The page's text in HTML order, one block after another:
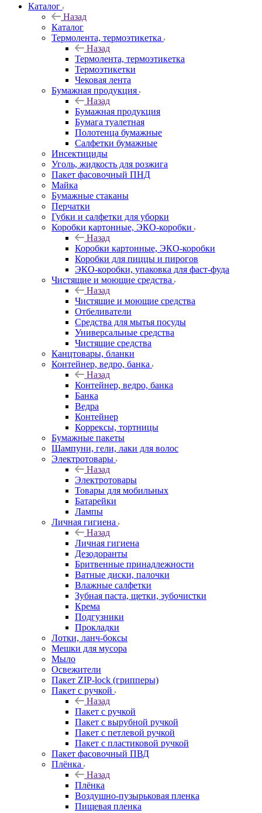
Каталог
Назад
Каталог
Термолента, термоэтикетка
Назад
Термолента, термоэтикетка
Термоэтикетки
Чековая лента
Бумажная продукция
Назад
Бумажная продукция
Бумага туалетная
Полотенца бумажные
Салфетки бумажные
Инсектициды
Уголь, жидкость для розжига
Пакет фасовочный ПНД
Майка
Бумажные стаканы
Перчатки
Губки и салфетки для уборки
Коробки картонные, ЭКО-коробки
Назад
Коробки картонные, ЭКО-коробки
Коробки для пиццы и пирогов
ЭКО-коробки, упаковка для фаст-фуда
Чистящие и моющие средства
Назад
Чистящие и моющие средства
Отбеливатели
Средства для мытья посуды
Универсальные средства
Чистящие средства
Канцтовары, бланки
Контейнер, ведро, банка
Назад
Контейнер, ведро, банка
Банка
Ведра
Контейнер
Коррексы, тортницы
Бумажные пакеты
Шампуни, гели, лаки для волос
Электротовары
Назад
Электротовары
Товары для мобильных
Батарейки
Лампы
Личная гигиена
Назад
Личная гигиена
Дезодоранты
Бритвенные принадлежности
Ватные диски, палочки
Влажные салфетки
Зубная паста, щетки, зубочистки
Крема
Подгузники
Прокладки
Лотки, ланч-боксы
Мешки для мусора
Мыло
Освежители
Пакет ZIP-lock (грипперы)
Пакет с ручкой
Назад
Пакет с ручкой
Пакет с вырубной ручкой
Пакет с петлевой ручкой
Пакет с пластиковой ручкой
Пакет фасовочный ПВД
Плёнка
Назад
Плёнка
Воздушно-пузырьковая пленка
Пищевая пленка